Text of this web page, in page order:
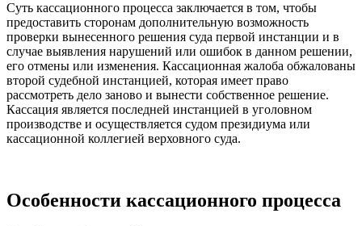
Суть кассационного процесса заключается в том, чтобы
предоставить сторонам дополнительную возможность
проверки вынесенного решения суда первой инстанции и в
случае выявления нарушений или ошибок в данном решении,
его отмены или изменения. Кассационная жалоба обжалованы
второй судебной инстанцией, которая имеет право
рассмотреть дело заново и вынести собственное решение.
Кассация является последней инстанцией в уголовном
производстве и осуществляется судом президиума или
кассационной коллегией верховного суда.
Особенности кассационного процесса